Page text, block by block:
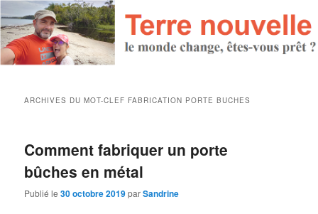
ARCHIVES DU MOT-CLEF FABRICATION PORTE BUCHES
Comment fabriquer un porte
bûches en métal
Publié le30 octobre 2019parSandrine